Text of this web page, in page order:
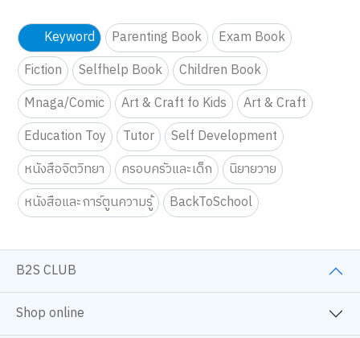
1… 11 12 13 … 61
Keyword Parenting Book
Exam Book
Fiction
Selfhelp Book
Children Book
Mnaga/Comic
Art & Craft fo Kids
Art & Craft
Education Toy
Tutor
Self Development
หนังสือจิตวิทยา
ครอบครัวและเด็ก
นิยายวาย
หนังสือและการ์ตูนความรู้
BackToSchool